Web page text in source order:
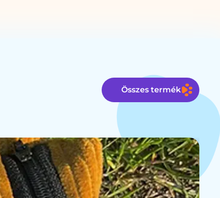
Összes termék